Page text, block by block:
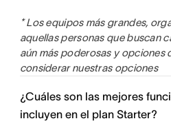
* Los equipos más grandes,
aquellas personas que buscan
aún más poderosas y opciones
considerar nuestras opciones
¿Cuáles son las mejores
incluyen en el plan Starter?